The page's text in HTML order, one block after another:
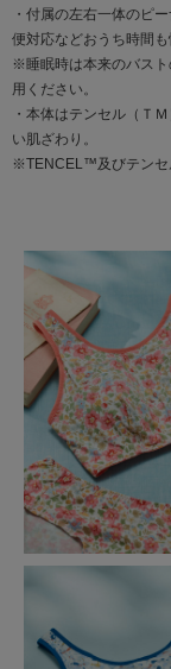
・付属の左右一体のピ
便対応などおうち時間も
※睡眠時は本来のバス
用ください。
・本体はテンセル（Ｔ
い肌ざわり。
※TENCEL™及びテンセ